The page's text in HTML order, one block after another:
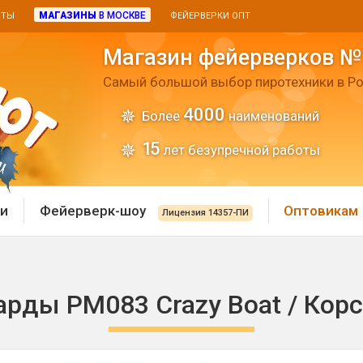
МАГАЗИНЫ В МОСКВЕ ФЕЙЕРВЕРКИ ОПТ
Магазин фейерверков
Самый большой выбор пиротехники в
Более 4000 наименований
15 лет безупречной работы
Хлопушки и
Фейерверк-шоу Лицензия 14357-ПИ Оптовикам
PM083 Crazy Boat /